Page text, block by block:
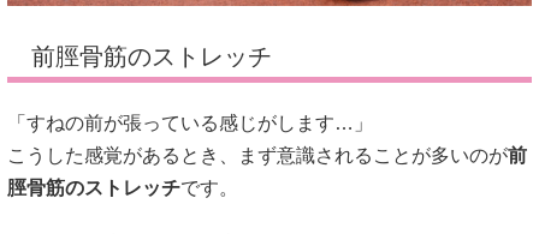
前脛骨筋のストレッチ
「すねの前が張っている感じがします…」
こうした感覚があるとき、まず意識されることが多いのが前
脛骨筋のストレッチです。